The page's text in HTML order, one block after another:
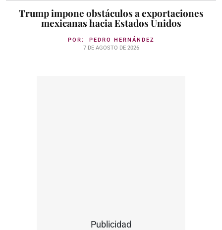
Trump impone obstáculos a exportaciones
mexicanas hacia Estados Unidos
POR: PEDRO HERNÁNDEZ
7 DE AGOSTO DE 2026
Publicidad